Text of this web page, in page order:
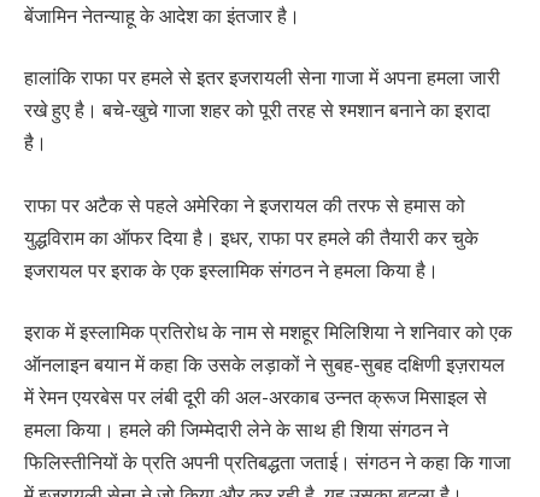
बेंजामिन नेतन्याहू के आदेश का इंतजार है।
हालांकि राफा पर हमले से इतर इजरायली सेना गाजा में अपना हमला जारी
रखे हुए है। बचे-खुचे गाजा शहर को पूरी तरह से श्मशान बनाने का इरादा
है।
राफा पर अटैक से पहले अमेरिका ने इजरायल की तरफ से हमास को
युद्धविराम का ऑफर दिया है। इधर, राफा पर हमले की तैयारी कर चुके
इजरायल पर इराक के एक इस्लामिक संगठन ने हमला किया है।
इराक में इस्लामिक प्रतिरोध के नाम से मशहूर मिलिशिया ने शनिवार को एक
ऑनलाइन बयान में कहा कि उसके लड़ाकों ने सुबह-सुबह दक्षिणी इज़रायल
में रेमन एयरबेस पर लंबी दूरी की अल-अरकाब उन्नत क्रूज मिसाइल से
हमला किया। हमले की जिम्मेदारी लेने के साथ ही शिया संगठन ने
फिलिस्तीनियों के प्रति अपनी प्रतिबद्धता जताई। संगठन ने कहा कि गाजा